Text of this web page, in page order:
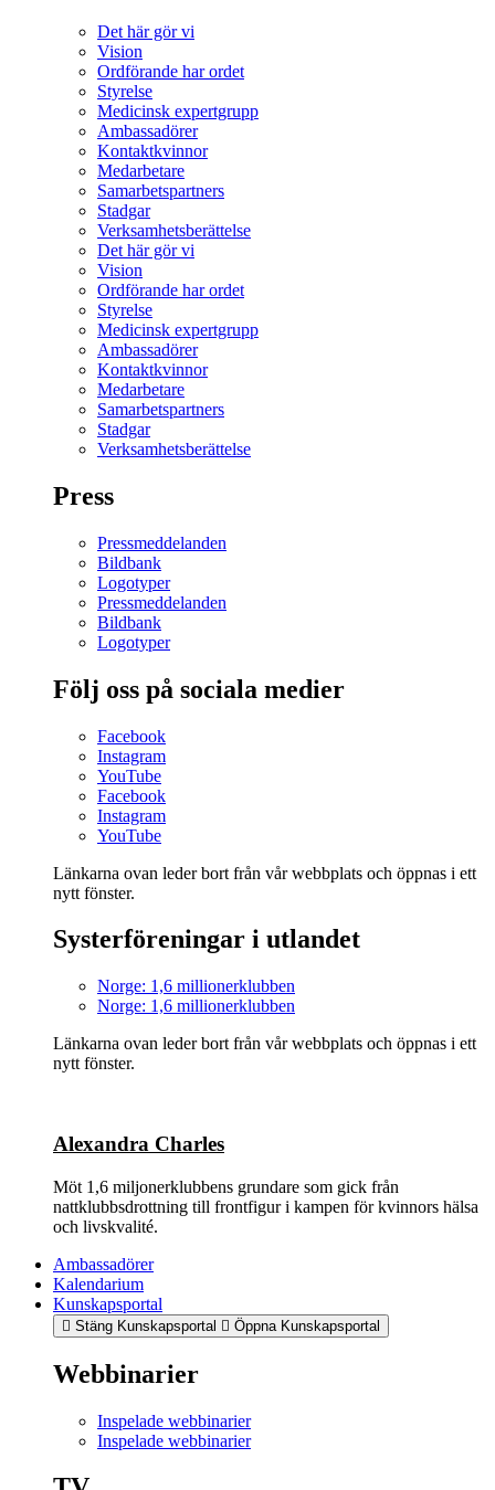
Det här gör vi
Vision
Ordförande har ordet
Styrelse
Medicinsk expertgrupp
Ambassadörer
Kontaktkvinnor
Medarbetare
Samarbetspartners
Stadgar
Verksamhetsberättelse
Det här gör vi
Vision
Ordförande har ordet
Styrelse
Medicinsk expertgrupp
Ambassadörer
Kontaktkvinnor
Medarbetare
Samarbetspartners
Stadgar
Verksamhetsberättelse
Press
Pressmeddelanden
Bildbank
Logotyper
Pressmeddelanden
Bildbank
Logotyper
Följ oss på sociala medier
Facebook
Instagram
YouTube
Facebook
Instagram
YouTube
Länkarna ovan leder bort från vår webbplats och öppnas i ett
nytt fönster.
Systerföreningar i utlandet
Norge: 1,6 millionerklubben
Norge: 1,6 millionerklubben
Länkarna ovan leder bort från vår webbplats och öppnas i ett
nytt fönster.
Alexandra Charles
Möt 1,6 miljonerklubbens grundare som gick från
nattklubbsdrottning till frontfigur i kampen för kvinnors hälsa
och livskvalité.
Ambassadörer
Kalendarium
Kunskapsportal
Stäng Kunskapsportal Öppna Kunskapsportal
Webbinarier
Inspelade webbinarier
Inspelade webbinarier